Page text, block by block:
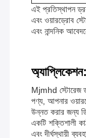
এই প্রতিস্থাপন
এবং ওয়ারড্রোব
এবং নান্দনিক
অ্যাপ্লিকেশন:
Mjmhd স্টোরেজ
পণ্য, আপনার
উন্নত করার জন্য
একটি শক্তিশালী
এবং দীর্ঘস্থায়ী